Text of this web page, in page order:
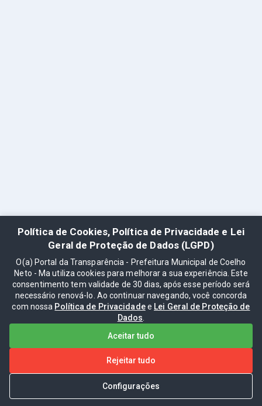
Política de Cookies, Política de Privacidade e Lei
Geral de Proteção de Dados (LGPD)
O(a) Portal da Transparência - Prefeitura Municipal de Coelho
Neto - Ma utiliza cookies para melhorar a sua experiência. Este
consentimento tem validade de 30 dias, após esse período será
necessário renová-lo. Ao continuar navegando, você concorda
com nossa Política de Privacidadee Lei Geral de Proteção de
Dados
Aceitar tudo
Rejeitar tudo
Configurações